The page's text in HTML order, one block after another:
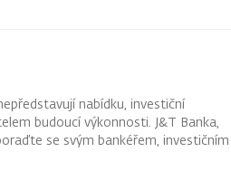
nabídku, investiční
budoucí výkonnosti. J&T Banka,
se svým bankéřem, investičním